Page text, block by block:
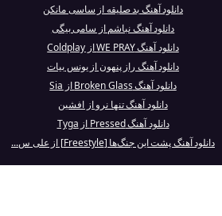
دانلود آهنگ بد صلیقه از ساسی مانکن
دانلود آهنگ نباشم از سامی بیگی
دانلود آهنگ WE PRAY از Coldplay
دانلود آهنگ راز پنهون از یونس بیات
دانلود آهنگ Broken Glass از Sia
دانلود آهنگ تنها نرو از افشین
دانلود آهنگ Pressed از Tyga
دانلود آهنگ پشت این جنگ‌ها [Freestyle] از علی س...